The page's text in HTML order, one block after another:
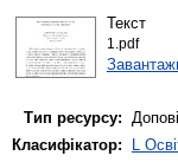
Текст
1.pdf
Тип ресурсу:
Класифікатор:
L